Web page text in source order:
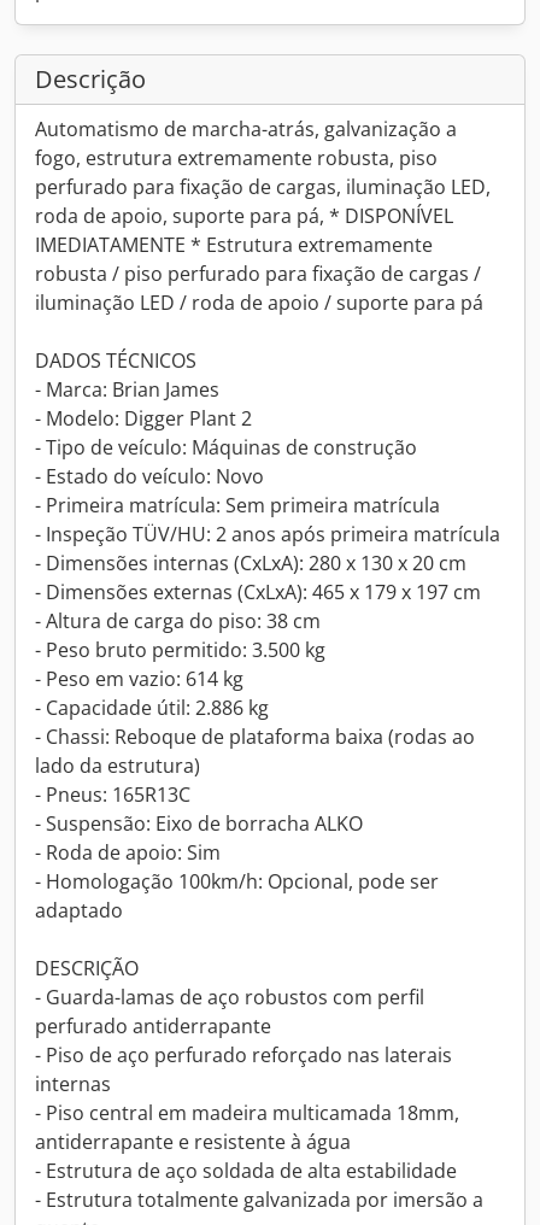
Descrição
Automatismo de marcha-atrás, galvanização a
fogo, estrutura extremamente robusta, piso
perfurado para fixação de cargas, iluminação LED,
roda de apoio, suporte para pá, * DISPONÍVEL
IMEDIATAMENTE * Estrutura extremamente
robusta / piso perfurado para fixação de cargas /
iluminação LED / roda de apoio / suporte para pá
DADOS TÉCNICOS
- Marca: Brian James
- Modelo: Digger Plant 2
- Tipo de veículo: Máquinas de construção
- Estado do veículo: Novo
- Primeira matrícula: Sem primeira matrícula
- Inspeção TÜV/HU: 2 anos após primeira matrícula
- Dimensões internas (CxLxA): 280 x 130 x 20 cm
- Dimensões externas (CxLxA): 465 x 179 x 197 cm
- Altura de carga do piso: 38 cm
- Peso bruto permitido: 3.500 kg
- Peso em vazio: 614 kg
- Capacidade útil: 2.886 kg
- Chassi: Reboque de plataforma baixa (rodas ao
lado da estrutura)
- Pneus: 165R13C
- Suspensão: Eixo de borracha ALKO
- Roda de apoio: Sim
- Homologação 100km/h: Opcional, pode ser
adaptado
DESCRIÇÃO
- Guarda-lamas de aço robustos com perfil
perfurado antiderrapante
- Piso de aço perfurado reforçado nas laterais
internas
- Piso central em madeira multicamada 18mm,
antiderrapante e resistente à água
- Estrutura de aço soldada de alta estabilidade
- Estrutura totalmente galvanizada por imersão a